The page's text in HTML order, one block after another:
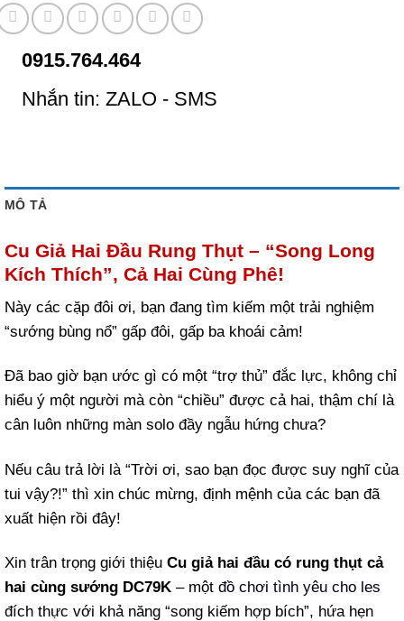
0915.764.464
Nhắn tin: ZALO - SMS
MÔ TẢ
Cu Giả Hai Đầu Rung Thụt – “Song Long
Kích Thích”, Cả Hai Cùng Phê!
Này các cặp đôi ơi, bạn đang tìm kiếm một trải nghiệm
“sướng bùng nổ” gấp đôi, gấp ba khoái cảm!
Đã bao giờ bạn ước gì có một “trợ thủ” đắc lực, không chỉ
hiểu ý một người mà còn “chiều” được cả hai, thậm chí là
cân luôn những màn solo đầy ngẫu hứng chưa?
Nếu câu trả lời là “Trời ơi, sao bạn đọc được suy nghĩ của
tui vậy?!” thì xin chúc mừng, định mệnh của các bạn đã
xuất hiện rồi đây!
Xin trân trọng giới thiệu Cu giả hai đầu có rung thụt cả
hai cùng sướng DC79K – một đồ chơi tình yêu cho les
đích thực với khả năng “song kiếm hợp bích”, hứa hẹn